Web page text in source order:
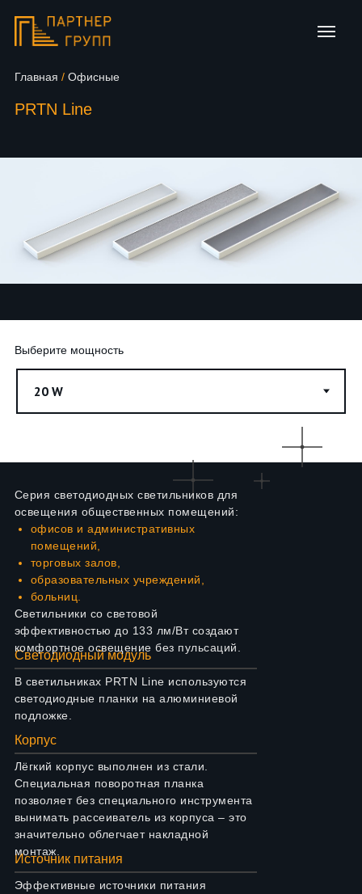
Главная / Офисные
PRTN Line
Выберите мощность
Светодиодный модуль
Корпус
Источник питания
В светильниках PRTN Line используются
светодиодные планки на алюминиевой
подложке.
Лёгкий корпус выполнен из стали.
Специальная поворотная планка
позволяет без специального инструмента
вынимать рассеиватель из корпуса – это
значительно облегчает накладной
монтаж.
Эффективные источники питания
Серия светодиодных светильников для
освещения общественных помещений:
офисов и административных
помещений,
торговых залов,
образовательных учреждений,
больниц.
Светильники со световой
эффективностью до 133 лм/Вт создают
комфортное освещение без пульсаций.